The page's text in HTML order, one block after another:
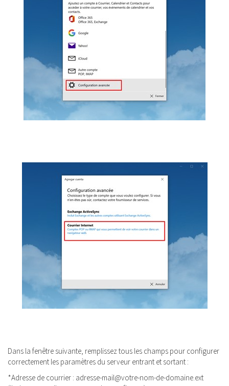
Dans la fenêtre suivante, remplissez tous les champs pour configurer
correctement les paramètres du serveur entrant et sortant :
*Adresse de courrier : adresse-mail@votre-nom-de-domaine.ext